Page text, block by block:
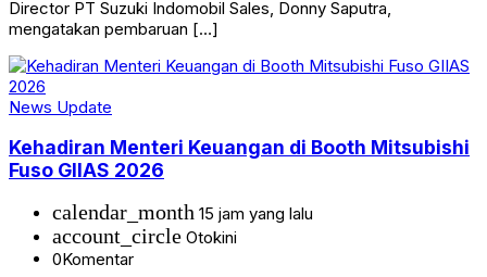
Director PT Suzuki Indomobil Sales, Donny Saputra,
mengatakan pembaruan […]
News Update
Kehadiran Menteri Keuangan di Booth Mitsubishi
Fuso GIIAS 2026
calendar_month 15 jam yang lalu
account_circle Otokini
0Komentar